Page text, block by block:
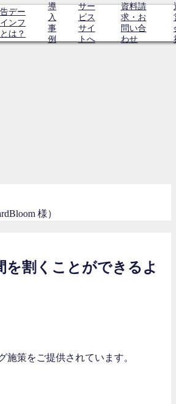
デー
ンフ
は？
導
入
事
例
サー
ビス
サイ
トへ
資料請
求・お
問い合
わせ
様）
を割くことができるよ
策をご提供されています。